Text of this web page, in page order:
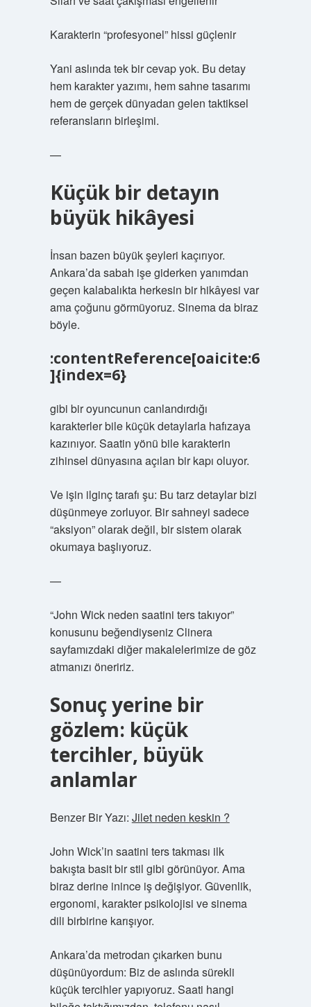
Karakterin “profesyonel” hissi güçlenir
Yani aslında tek bir cevap yok. Bu detay
hem karakter yazımı, hem sahne tasarımı
hem de gerçek dünyadan gelen taktiksel
referansların birleşimi.
—
Küçük bir detayın
büyük hikâyesi
İnsan bazen büyük şeyleri kaçırıyor.
Ankara’da sabah işe giderken yanımdan
geçen kalabalıkta herkesin bir hikâyesi var
ama çoğunu görmüyoruz. Sinema da biraz
böyle.
:contentReference[oaicite:6
]{index=6}
gibi bir oyuncunun canlandırdığı
karakterler bile küçük detaylarla hafızaya
kazınıyor. Saatin yönü bile karakterin
zihinsel dünyasına açılan bir kapı oluyor.
Ve işin ilginç tarafı şu: Bu tarz detaylar bizi
düşünmeye zorluyor. Bir sahneyi sadece
“aksiyon” olarak değil, bir sistem olarak
okumaya başlıyoruz.
—
“John Wick neden saatini ters takıyor”
konusunu beğendiyseniz Clinera
sayfamızdaki diğer makalelerimize de göz
atmanızı öneririz.
Sonuç yerine bir
gözlem: küçük
tercihler, büyük
anlamlar
Benzer Bir Yazı: Jilet neden keskin ?
John Wick’in saatini ters takması ilk
bakışta basit bir stil gibi görünüyor. Ama
biraz derine inince iş değişiyor. Güvenlik,
ergonomi, karakter psikolojisi ve sinema
dili birbirine karışıyor.
Ankara’da metrodan çıkarken bunu
düşünüyordum: Biz de aslında sürekli
küçük tercihler yapıyoruz. Saati hangi